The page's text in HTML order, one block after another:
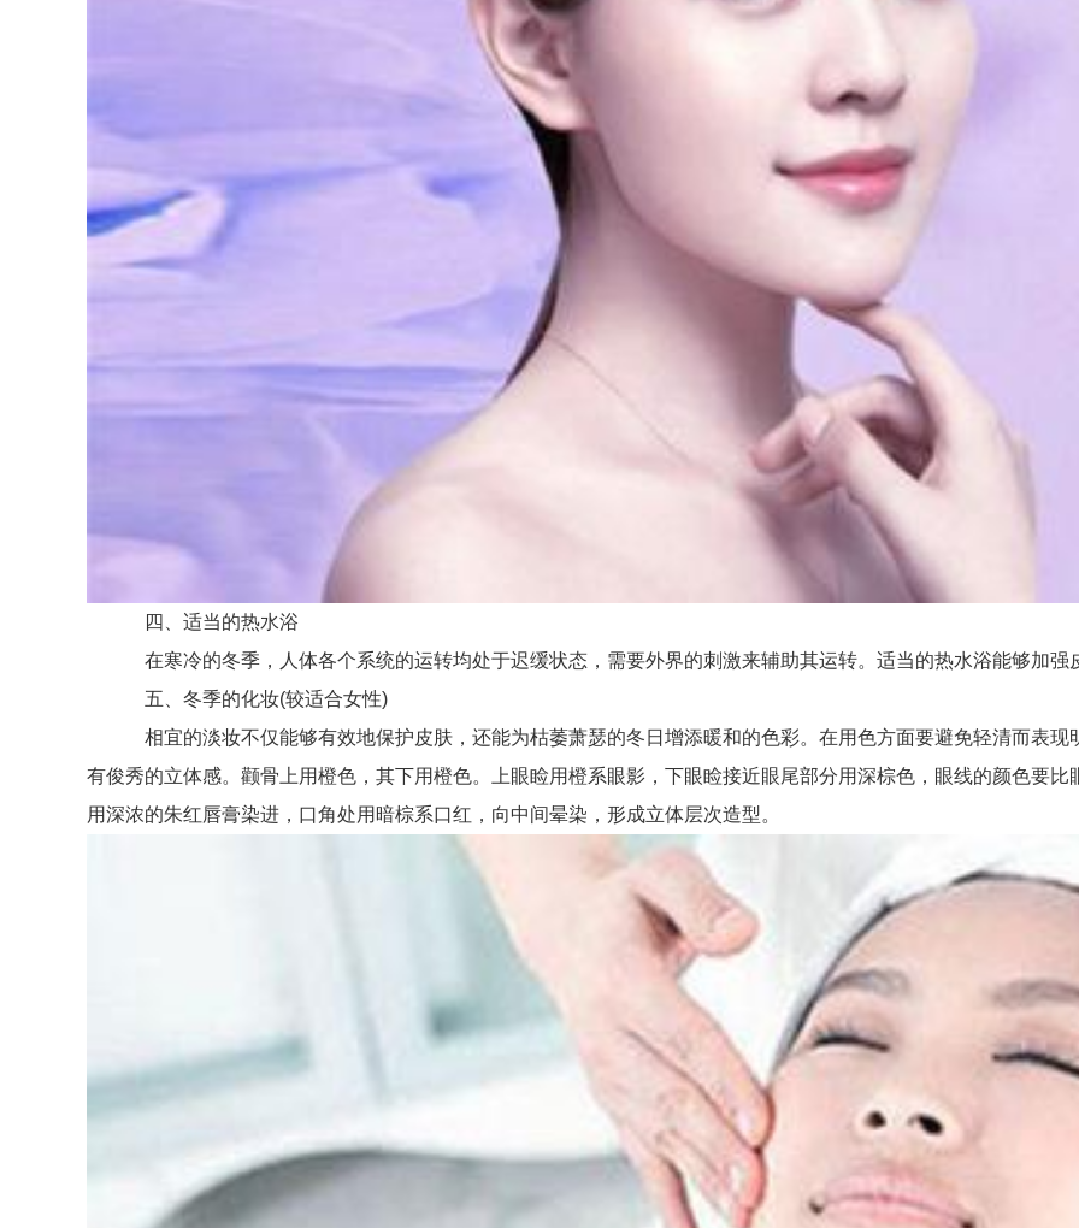
四、适当的热水浴
在寒冷的冬季，人体各个系统的运转均处于迟缓状态，需要外界的刺激来辅助其运转。适当的热水浴能够加强
五、冬季的化妆(较适合女性)
相宜的淡妆不仅能够有效地保护皮肤，还能为枯萎萧瑟的冬日增添暖和的色彩。在用色方面要避免轻清而表现
有俊秀的立体感。颧骨上用橙色，其下用橙色。上眼睑用橙系眼影，下眼睑接近眼尾部分用深棕色，眼线的颜色要
用深浓的朱红唇膏染进，口角处用暗棕系口红，向中间晕染，形成立体层次造型。